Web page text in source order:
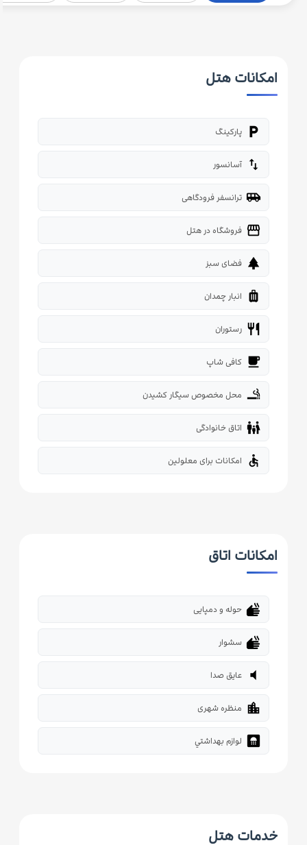
امکانات هتل
local_parking پارکینگ
import_export آسانسور
airport_shuttle ترانسفر فرودگاهی
storefront فروشگاه در هتل
park فضای سبز
luggage انبار چمدان
restaurant رستوران
local_cafe کافی شاپ
smoking_rooms محل مخصوص سیگار کشیدن
family_restroom اتاق خانوادگی
accessible امکانات برای معلولین
امکانات اتاق
dry حوله و دمپایی
dry سشوار
volume_mute عایق صدا
location_city منظره شهری
bathroom لوازم بهداشتي
خدمات هتل